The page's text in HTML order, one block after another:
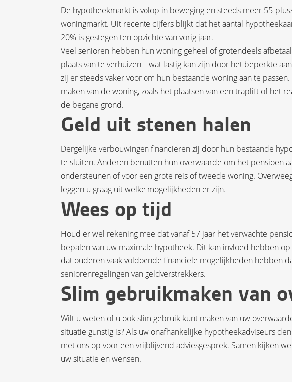
De hypotheekmarkt is volop in beweging en steeds meer 55-
woningmarkt. Uit recente cijfers blijkt dat het aantal
20% is gestegen ten opzichte van vorig jaar.
Veel senioren hebben hun woning geheel of grotendeels
plaats van te verhuizen – wat lastig kan zijn door het beperkte
zij er steeds vaker voor om hun bestaande woning aan te
maken van de woning, zoals het plaatsen van een traplift of het
de begane grond.
Geld uit stenen halen
Dergelijke verbouwingen financieren zij door hun bestaande
te sluiten. Anderen benutten hun overwaarde om het pensioen
ondersteunen of voor een grote reis of tweede woning.
leggen u graag uit welke mogelijkheden er zijn.
Wees op tijd
Houd er wel rekening mee dat vanaf 57 jaar het verwachte
bepalen van uw maximale hypotheek. Dit kan invloed hebben
dat ouderen vaak voldoende financiële mogelijkheden hebben
seniorenregelingen van geldverstrekkers.
Slim gebruikmaken van
Wilt u weten of u ook slim gebruik kunt maken van uw
situatie gunstig is? Als uw onafhankelijke hypotheekadviseurs
met ons op voor een vrijblijvend adviesgesprek. Samen kijken
uw situatie en wensen.